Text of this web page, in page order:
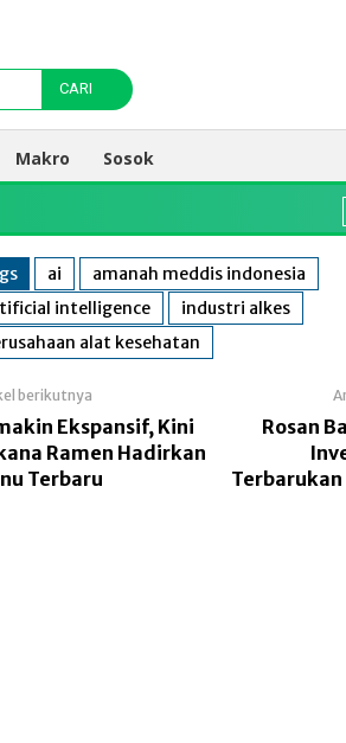
CARI
Makro Sosok
ai
amanah meddis indonesia
intelligence
industri alkes
alat kesehatan
berikutnya
Ekspansif, Kini
Ramen Hadirkan
Terbaru
Rosan